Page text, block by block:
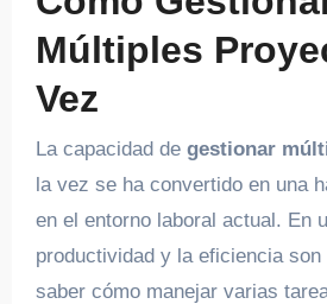
Múltiples
Vez
La capacidad de gestionar
la vez se ha convertido en una
en el entorno laboral actual. En
productividad y la eficiencia son
saber cómo manejar varias